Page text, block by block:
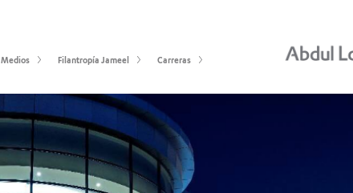
Filantropía Jameel Carreras